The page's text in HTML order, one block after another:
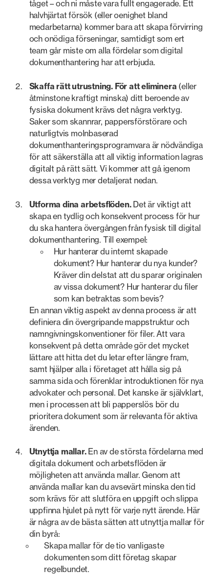
tåget – och ni måste vara fullt engagerade. Ett
halvhjärtat försök (eller oenighet bland
medarbetarna) kommer bara att skapa förvirring
och onödiga förseningar, samtidigt som ert
team går miste om alla fördelar som digital
dokumenthantering har att erbjuda.
Skaffa rätt utrustning. För att eliminera (eller
åtminstone kraftigt minska) ditt beroende av
fysiska dokument krävs det några verktyg.
Saker som skannrar, pappersförstörare och
naturligtvis molnbaserad
dokumenthanteringsprogramvara är nödvändiga
för att säkerställa att all viktig information lagras
digitalt på rätt sätt. Vi kommer att gå igenom
dessa verktyg mer detaljerat nedan.
Utforma dina arbetsflöden.Det är viktigt att
skapa en tydlig och konsekvent process för hur
du ska hantera övergången från fysisk till digital
dokumenthantering. Till exempel:
Hur hanterar du internt skapade
dokument? Hur hanterar du nya kunder?
Kräver din delstat att du sparar originalen
av vissa dokument? Hur hanterar du filer
som kan betraktas som bevis?
En annan viktig aspekt av denna process är att
definiera din övergripande mappstruktur och
namngivningskonventioner för filer. Att vara
konsekvent på detta område gör det mycket
lättare att hitta det du letar efter längre fram,
samt hjälper alla i företaget att hålla sig på
samma sida och förenklar introduktionen för nya
advokater och personal. Det kanske är självklart,
men i processen att bli papperslös bör du
prioritera dokument som är relevanta för aktiva
ärenden.
Utnyttja mallar.En av de största fördelarna med
digitala dokument och arbetsflöden är
möjligheten att använda mallar. Genom att
använda mallar kan du avsevärt minska den tid
som krävs för att slutföra en uppgift och slippa
uppfinna hjulet på nytt för varje nytt ärende. Här
är några av de bästa sätten att utnyttja mallar för
din byrå:
Skapa mallar för de tio vanligaste
dokumenten som ditt företag skapar
regelbundet.